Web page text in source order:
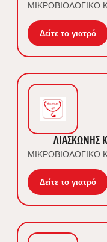
ΜΙΚΡΟΒΙΟΛΟΓΙΚΟ
Δείτε το γιατρό
ΛΙΑΣΚΩΝΗΣ
ΜΙΚΡΟΒΙΟΛΟΓΙΚΟ
Δείτε το γιατρό